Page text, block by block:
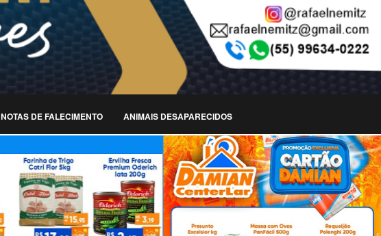
NOTAS DE FALECIMENTO ANIMAIS DESAPARECIDOS